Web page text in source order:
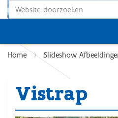
Zoek
Home Slideshow
Vistrap